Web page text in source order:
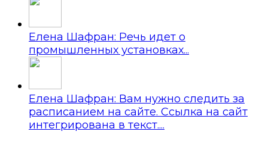
Елена Шафран: Речь идет о
промышленных установках...
Елена Шафран: Вам нужно следить за
расписанием на сайте. Ссылка на сайт
интегрирована в текст....